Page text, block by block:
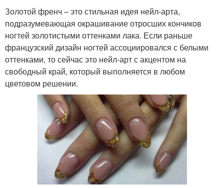
Золотой френч – это стильная идея нейл-арта,
подразумевающая окрашивание отросших кончиков
ногтей золотистыми оттенками лака. Если раньше
французский дизайн ногтей ассоциировался с белыми
оттенками, то сейчас это нейл-арт с акцентом на
свободный край, который выполняется в любом
цветовом решении.